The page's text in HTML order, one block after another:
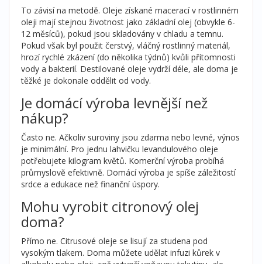
To závisí na metodě. Oleje získané macerací v rostlinném
oleji mají stejnou životnost jako základní olej (obvykle 6-
12 měsíců), pokud jsou skladovány v chladu a temnu.
Pokud však byl použit čerstvý, vláčný rostlinný materiál,
hrozí rychlé zkázení (do několika týdnů) kvůli přítomnosti
vody a bakterií. Destilované oleje vydrží déle, ale doma je
těžké je dokonale oddělit od vody.
Je domácí výroba levnější než
nákup?
Často ne. Ačkoliv suroviny jsou zdarma nebo levné, výnos
je minimální. Pro jednu lahvičku levandulového oleje
potřebujete kilogram květů. Komerční výroba probíhá
průmyslově efektivně. Domácí výroba je spíše záležitostí
srdce a edukace než finanční úspory.
Mohu vyrobit citronový olej
doma?
Přímo ne. Citrusové oleje se lisují za studena pod
vysokým tlakem. Doma můžete udělat infuzi kůrek v